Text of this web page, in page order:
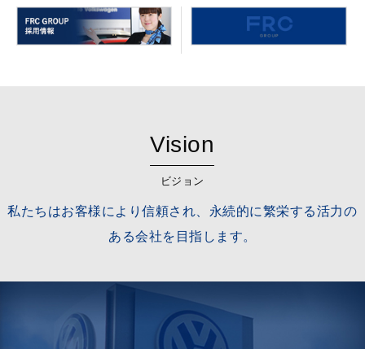
Vision
ビジョン
私たちはお客様により信頼され、永続的に繁栄する活力の
ある会社を目指します。